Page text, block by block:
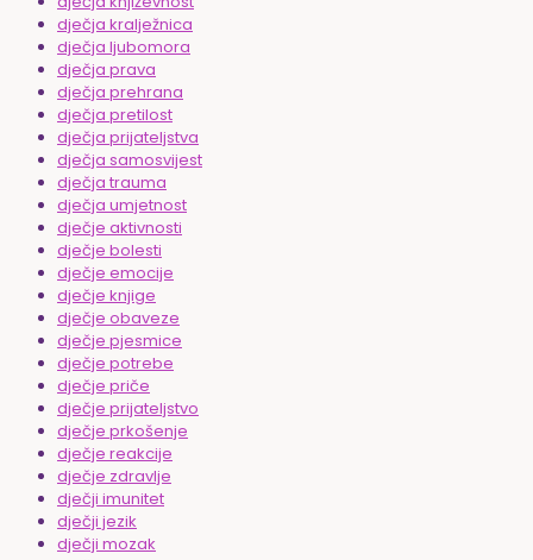
dječja kralježnica
dječja ljubomora
dječja prava
dječja prehrana
dječja pretilost
dječja prijateljstva
dječja samosvijest
dječja trauma
dječja umjetnost
dječje aktivnosti
dječje bolesti
dječje emocije
dječje knjige
dječje obaveze
dječje pjesmice
dječje potrebe
dječje priče
dječje prijateljstvo
dječje prkošenje
dječje reakcije
dječje zdravlje
dječji imunitet
dječji jezik
dječji mozak